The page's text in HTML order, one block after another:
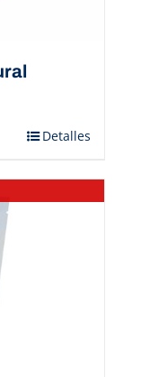
Detalles